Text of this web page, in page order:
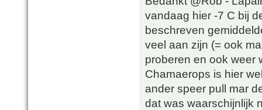
vandaag hier -7 C bij
beschreven
veel aan zijn (= ook
proberen en ook weer
Chamaerops is hier
ander speer pull mar
dat was waarschijnlijk